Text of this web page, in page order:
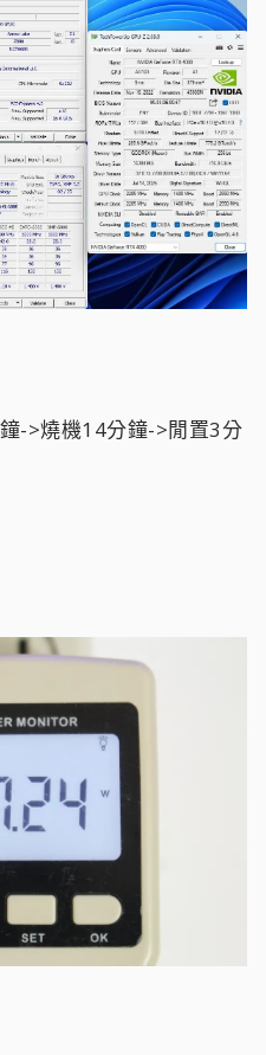
->燒機14分鐘->閒置3分